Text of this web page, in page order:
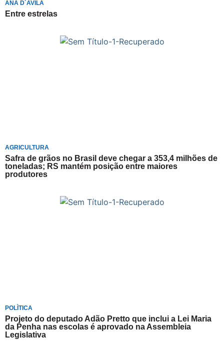
ANA D´AVILA
Entre estrelas
AGRICULTURA
Safra de grãos no Brasil deve chegar a 353,4 milhões de
toneladas; RS mantém posição entre maiores
produtores
POLÌTICA
Projeto do deputado Adão Pretto que inclui a Lei Maria
da Penha nas escolas é aprovado na Assembleia
Legislativa